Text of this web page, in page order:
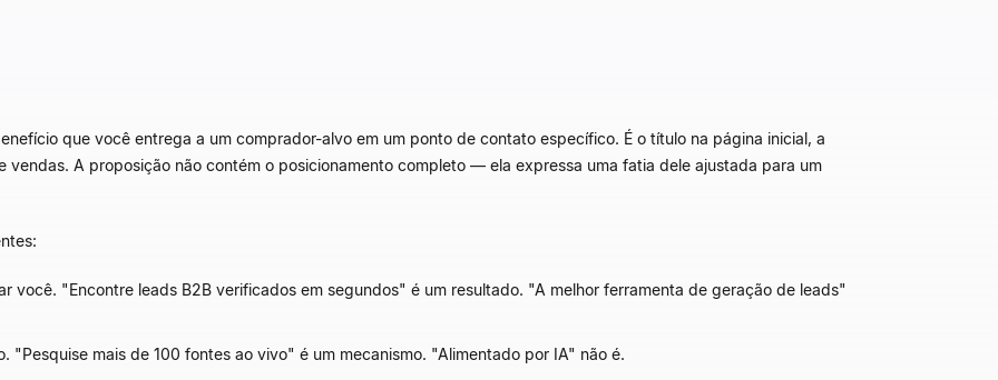
que você entrega a um comprador-alvo em um ponto de contato específico. É o título na página inicial, a
A proposição não contém o posicionamento completo — ela expressa uma fatia dele ajustada para um
você. "Encontre leads B2B verificados em segundos" é um resultado. "A melhor ferramenta de geração de leads"
"Pesquise mais de 100 fontes ao vivo" é um mecanismo. "Alimentado por IA" não é.